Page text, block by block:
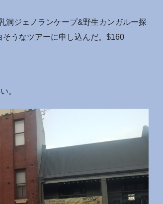
洞ジェノランケープ&野生カンガルー探
うなツアーに申し込んだ。$160
。